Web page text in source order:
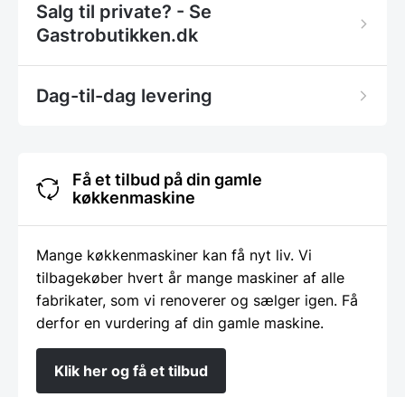
Salg til private? - Se
Gastrobutikken.dk
Dag-til-dag levering
Få et tilbud på din gamle
køkkenmaskine
Mange køkkenmaskiner kan få nyt liv. Vi
tilbagekøber hvert år mange maskiner af alle
fabrikater, som vi renoverer og sælger igen. Få
derfor en vurdering af din gamle maskine.
Klik her og få et tilbud